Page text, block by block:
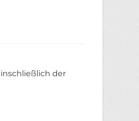
der